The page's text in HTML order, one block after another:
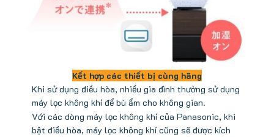
Kết hợp các thiết bị cùng hãng
Khi sử dụng điều hòa, nhiều gia đình thường sử dụng
máy lọc không khí để bù ẩm cho không gian.
Với các dòng máy lọc không khí của Panasonic, khi
bật điều hòa, máy lọc không khí cũng sẽ được kích